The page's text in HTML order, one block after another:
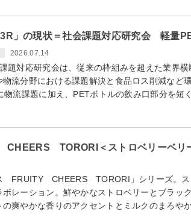
」の現状＝社会課題対応研究会 軽量
2026.07.14
題対応研究会は、従来の枠組みを超えた業界横
流分野における課題解決と食品ロス削減など
流課題に加え、PETボトルの飲み口部分を短
TORORI＜ストロベリーベリ
FRUITY CHEERS TORORI」シリーズ。ス
レーション。鮮やかなストロベリーとブラッ
爽やかな香りのアクセントとミルクのまろや